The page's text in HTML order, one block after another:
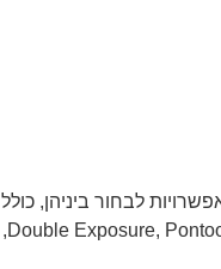
לבחור ביניהן, כולל
בלאק-ג'ק קלאסי וארופאי וכן מבחר גדול כמו Double Exposure, Pontoon,